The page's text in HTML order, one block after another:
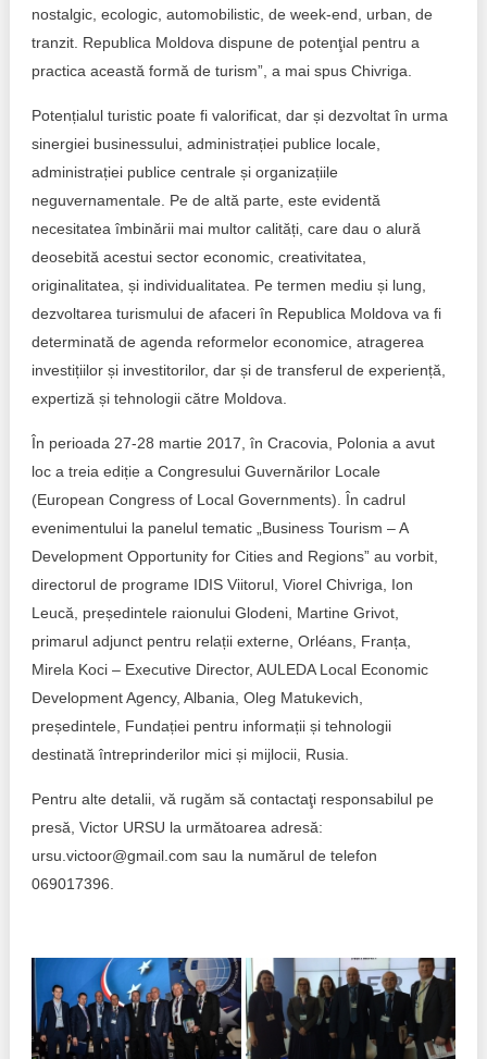
Democrația, independența și transparența instituțiilor
Achiziții publice
Achizițiile publice în vizorul societății civile
nostalgic, ecologic, automobilistic, de week-end, urban, de
tranzit. Republica Moldova dispune de potenţial pentru a
practica această formă de turism”, a mai spus Chivriga.
Potențialul turistic poate fi valorificat, dar și dezvoltat în urma
sinergiei businessului, administrației publice locale,
administrației publice centrale și organizațiile
neguvernamentale. Pe de altă parte, este evidentă
necesitatea îmbinării mai multor calități, care dau o alură
deosebită acestui sector economic, creativitatea,
originalitatea, și individualitatea. Pe termen mediu și lung,
dezvoltarea turismului de afaceri în Republica Moldova va fi
determinată de agenda reformelor economice, atragerea
investițiilor și investitorilor, dar și de transferul de experiență,
expertiză și tehnologii către Moldova.
În perioada 27-28 martie 2017, în Cracovia, Polonia a avut
loc a treia ediție a Congresului Guvernărilor Locale
(European Congress of Local Governments). În cadrul
evenimentului la panelul tematic „Business Tourism – A
Development Opportunity for Cities and Regions” au vorbit,
directorul de programe IDIS Viitorul, Viorel Chivriga, Ion
Leucă, președintele raionului Glodeni, Martine Grivot,
primarul adjunct pentru relații externe, Orléans, Franța,
Mirela Koci – Executive Director, AULEDA Local Economic
Development Agency, Albania, Oleg Matukevich,
președintele, Fundației pentru informații și tehnologii
destinată întreprinderilor mici și mijlocii, Rusia.
Pentru alte detalii, vă rugăm să contactaţi responsabilul pe
presă, Victor URSU la următoarea adresă:
ursu.victoor@gmail.com sau la numărul de telefon
069017396.